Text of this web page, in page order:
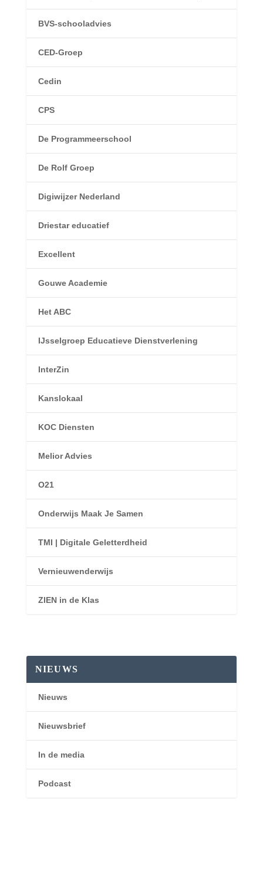
BVS-schooladvies
CED-Groep
Cedin
CPS
De Programmeerschool
De Rolf Groep
Digiwijzer Nederland
Driestar educatief
Excellent
Gouwe Academie
Het ABC
IJsselgroep Educatieve Dienstverlening
InterZin
Kanslokaal
KOC Diensten
Melior Advies
O21
Onderwijs Maak Je Samen
TMI | Digitale Geletterdheid
Vernieuwenderwijs
ZIEN in de Klas
NIEUWS
Nieuws
Nieuwsbrief
In de media
Podcast